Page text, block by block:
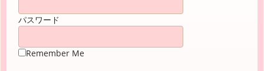
パスワード
Remember Me